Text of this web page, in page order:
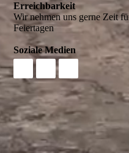
Erreichbarkeit
Wir nehmen uns gerne Zeit
Feiertagen
Soziale Medien